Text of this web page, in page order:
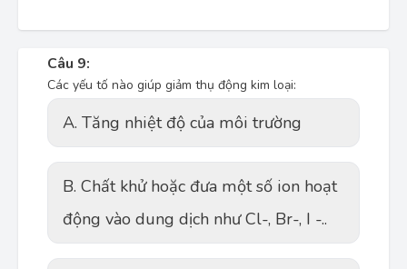
Câu 9:
Các yếu tố nào giúp giảm thụ động kim loại:
A. Tăng nhiệt độ của môi trường
B. Chất khử hoặc đưa một số ion hoạt
động vào dung dịch như Cl-, Br-, I -..